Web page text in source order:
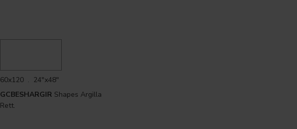
60x120 . 24"x48"
GCBESHARGIR Shapes Argilla
Rett.